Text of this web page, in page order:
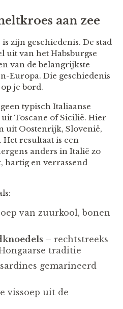
aan zee
zijn geschiedenis. De stad
uit van het Habsburgse
van de belangrijkste
Europa. Die geschiedenis
je bord.
typisch Italiaanse
Toscane of Sicilië. Hier
uit Oostenrijk, Slovenië,
resultaat is een
anders in Italië zo
hartig en verrassend
van zuurkool, bonen
– rechtstreeks
traditie
gemarineerd
vissoep uit de